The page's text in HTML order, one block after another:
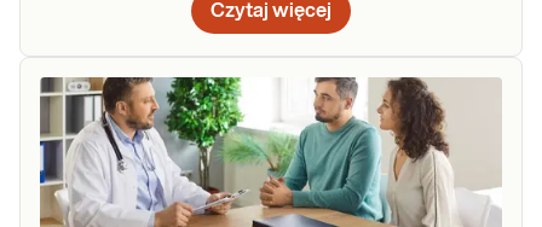
Czytaj więcej